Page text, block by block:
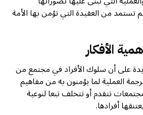
تستمد من العقيدة التي تؤمن بها الأمة
الأفكار
على أن سلوك الأفراد في مجتمع من
العملية لما يؤمنون به من مفاهيم
تتقدم أو تتخلف تبعا لنوعية
أفرادها.